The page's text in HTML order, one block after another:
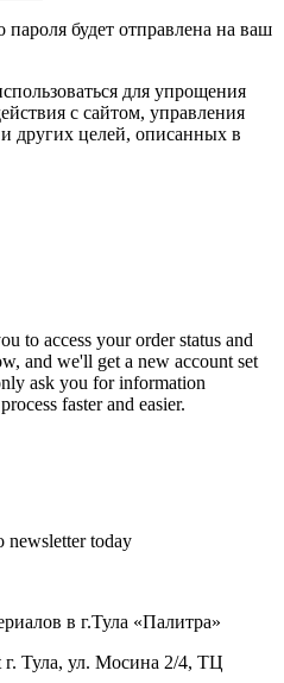
будет отправлена ​​на ваш
для упрощения
с сайтом, управления
других целей, описанных в
to access your order status and
and we'll get a new account set
ask you for information
faster and easier.
newsletter today
в г.Тула «Палитра»
г. Тула, ул. Мосина 2/4, ТЦ